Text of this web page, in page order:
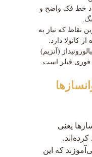
خط فک واضح و
نقاط که نیاز به
کانولا دارد.
(آنزیم)
فوری فیلر است.
یعنی
که این